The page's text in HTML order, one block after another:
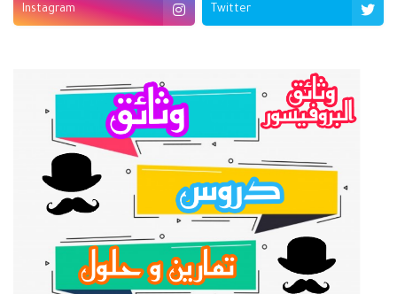
Twitter
Instagram